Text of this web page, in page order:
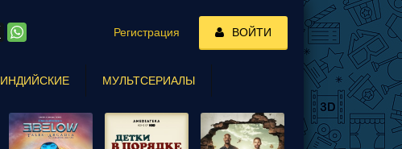
Регистрация ВОЙТИ
ИНДИЙСКИЕ МУЛЬТСЕРИАЛЫ